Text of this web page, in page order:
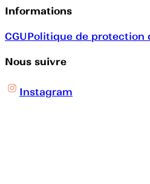
Informations
CGUPolitique de protection
Nous suivre
Instagram